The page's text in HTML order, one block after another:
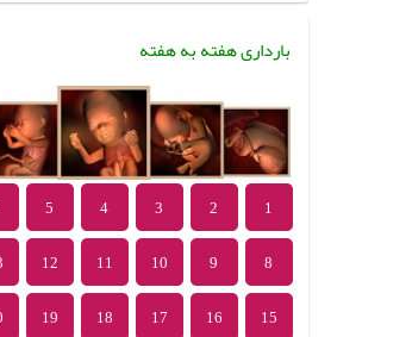
بارداری هفته به هفته
1
2
3
4
5
8
9
10
11
12
15
16
17
18
19